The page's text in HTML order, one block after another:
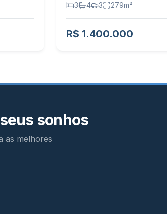
3 4 3 279m²
R$ 1.400.000
sonhos
as melhores